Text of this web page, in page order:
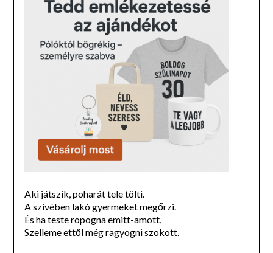
Aki játszik, poharát tele tölti.
A szívében lakó gyermeket megőrzi.
És ha teste ropogna emitt-amott,
Szelleme ettől még ragyogni szokott.